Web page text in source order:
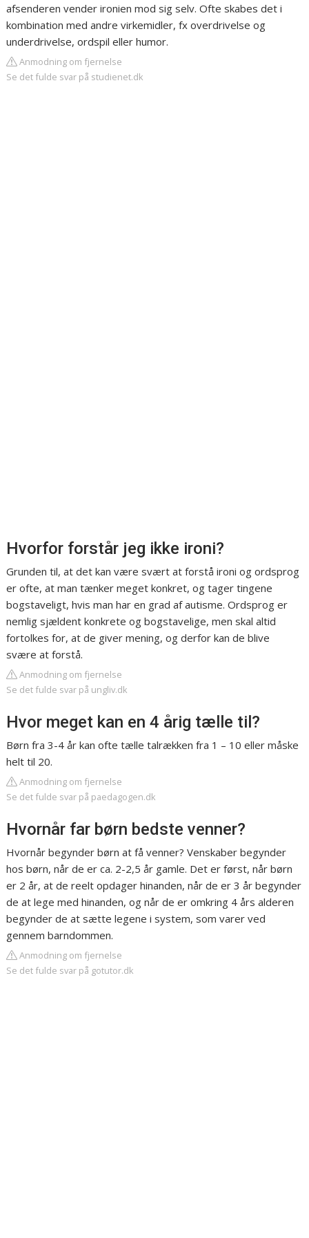
afsenderen vender ironien mod sig selv. Ofte skabes det i
kombination med andre virkemidler, fx overdrivelse og
underdrivelse, ordspil eller humor.
Anmodning om fjernelse
Se det fulde svar på studienet.dk
Hvorfor forstår jeg ikke ironi?
Grunden til, at det kan være svært at forstå ironi og ordsprog
er ofte, at man tænker meget konkret, og tager tingene
bogstaveligt, hvis man har en grad af autisme. Ordsprog er
nemlig sjældent konkrete og bogstavelige, men skal altid
fortolkes for, at de giver mening, og derfor kan de blive
svære at forstå.
Anmodning om fjernelse
Se det fulde svar på ungliv.dk
Hvor meget kan en 4 årig tælle til?
Børn fra 3-4 år kan ofte tælle talrækken fra 1 – 10 eller måske
helt til 20.
Anmodning om fjernelse
Se det fulde svar på paedagogen.dk
Hvornår far børn bedste venner?
Hvornår begynder børn at få venner? Venskaber begynder
hos børn, når de er ca. 2-2,5 år gamle. Det er først, når børn
er 2 år, at de reelt opdager hinanden, når de er 3 år begynder
de at lege med hinanden, og når de er omkring 4 års alderen
begynder de at sætte legene i system, som varer ved
gennem barndommen.
Anmodning om fjernelse
Se det fulde svar på gotutor.dk